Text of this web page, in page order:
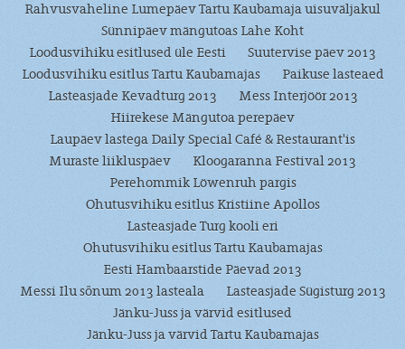
Rahvusvaheline Lumepäev Tartu Kaubamaja uisuväljakul
Sünnipäev mängutoas Lahe Koht
Loodusvihiku esitlused üle Eesti
Suutervise päev 2013
Loodusvihiku esitlus Tartu Kaubamajas
Paikuse lasteaed
Lasteasjade Kevadturg 2013
Mess Interjöör 2013
Hiirekese Mängutoa perepäev
Laupäev lastega Daily Special Café & Restaurant'is
Muraste liikluspäev
Kloogaranna Festival 2013
Perehommik Löwenruh pargis
Ohutusvihiku esitlus Kristiine Apollos
Lasteasjade Turg kooli eri
Ohutusvihiku esitlus Tartu Kaubamajas
Eesti Hambaarstide Päevad 2013
Messi Ilu sõnum 2013 lasteala
Lasteasjade Sügisturg 2013
Jänku-Juss ja värvid esitlused
Jänku-Juss ja värvid Tartu Kaubamajas